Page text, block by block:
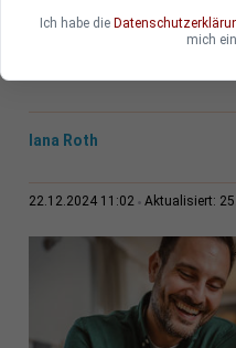
für Sie
Leistungen verpassen.
Iana Roth
22.12.2024 11:02 Aktualisiert:
Ich habe die
mich